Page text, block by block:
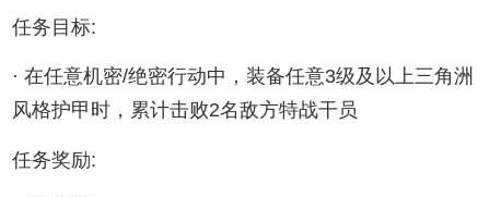
任务目标:
· 在任意机密/绝密行动中，装备任意3级及以上三角洲
风格护甲时，累计击败2名敌方特战干员
任务奖励: